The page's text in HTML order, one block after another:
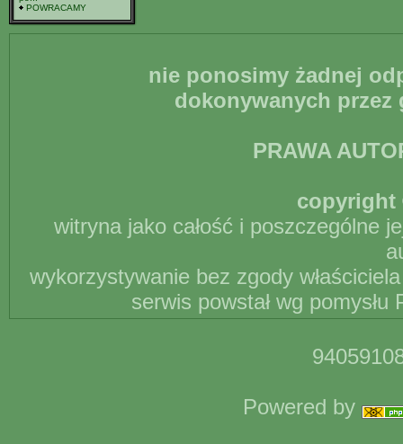
POWRACAMY
nie ponosimy żadnej
dokonywanych
PRAWA
copyright
witryna jako całość i poszczególne
wykorzystywanie bez zgody
serwis powstał wg
Powered by